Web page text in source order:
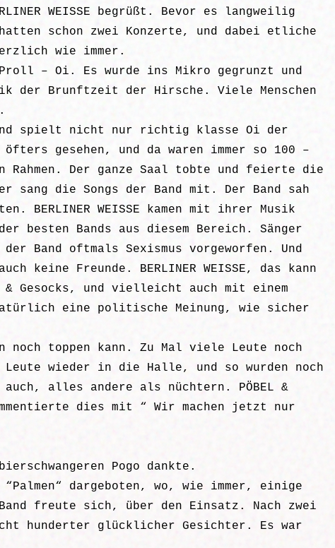
WEISSE begrüßt. Bevor es langweilig
schon zwei Konzerte, und dabei etliche
wie immer.
Proll – Oi. Es wurde ins Mikro gegrunzt und
der Brunftzeit der Hirsche. Viele Menschen
spielt nicht nur richtig klasse Oi der
gesehen, und da waren immer so 100 –
Der ganze Saal tobte und feierte die
sang die Songs der Band mit. Der Band sah
WEISSE kamen mit ihrer Musik
besten Bands aus diesem Bereich. Sänger
Band oftmals Sexismus vorgeworfen. Und
Freunde. BERLINER WEISSE, das kann
& Gesocks, und vielleicht auch mit einem
eine politische Meinung, wie sicher
noch toppen kann. Zu Mal viele Leute noch
wieder in die Halle, und so wurden noch
alles andere als nüchtern. PÖBEL &
dies mit “ Wir machen jetzt nur
Pogo dankte.
dargeboten, wo, wie immer, einige
freute sich, über den Einsatz. Nach zwei
hunderter glücklicher Gesichter. Es war